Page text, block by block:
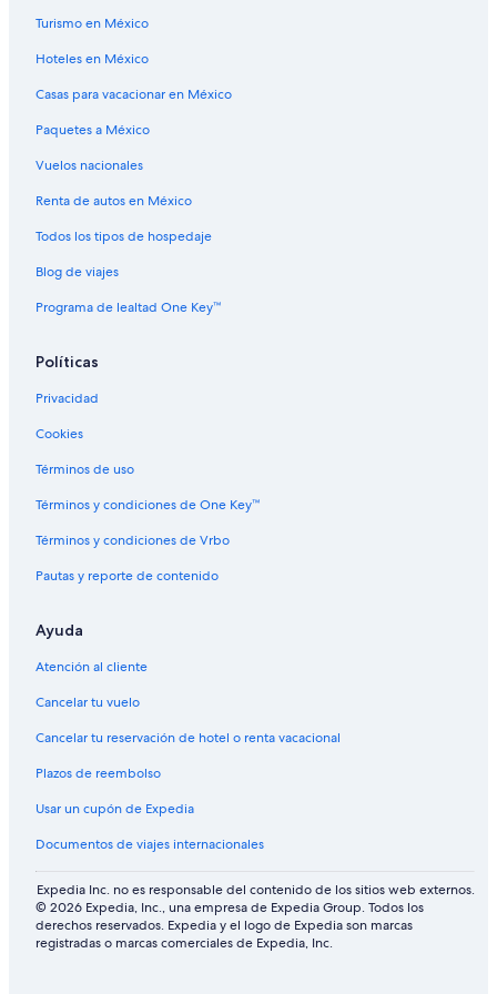
Hoteles boutique en Centro de Washington
Hoteles con traslado al aeropuerto en Centro de Washington
Hoteles de Oxford Suites en Centro de Washington
Lodges en Centro de Washington
Moteles en Centro de Washington
Casas de huéspedes en Chelan
Hoteles con vista en Chelan
Hoteles en Chelan
Apart-Hoteles en Entiat
Resorts en Estación de esquí Echo Valley
Condominios en Estación de esquí Echo Valley
Apartamentos en Estación de esquí Echo Valley
Hoteles haciendas en Estación de esquí Echo Valley
Hoteles de Wyndham Extra Holidays en Estación de esquí Echo
Moteles en Estación de esquí Echo Valley
Villas en Estación de esquí Echo Valley
Hoteles en Manson
Hoteles en Methow
Cabañas en Orondo
Casas de campo en Orondo
Hoteles cerca de Parque Beebe Bridge
Turismo en México
Hoteles en México
Casas para vacacionar en México
Paquetes a México
Vuelos nacionales
Renta de autos en México
Todos los tipos de hospedaje
Blog de viajes
Programa de lealtad One Key™
Políticas
Privacidad
Cookies
Términos de uso
Términos y condiciones de One Key™
Términos y condiciones de Vrbo
Pautas y reporte de contenido
Ayuda
Atención al cliente
Cancelar tu vuelo
Cancelar tu reservación de hotel o renta vacacional
Plazos de reembolso
Usar un cupón de Expedia
Documentos de viajes internacionales
Expedia Inc. no es responsable del contenido de los sitios web externos.
© 2026 Expedia, Inc., una empresa de Expedia Group. Todos los
derechos reservados. Expedia y el logo de Expedia son marcas
registradas o marcas comerciales de Expedia, Inc.